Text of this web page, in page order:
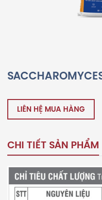
LIÊN HỆ MUA HÀNG
CHI TIẾT SẢN PHẨM